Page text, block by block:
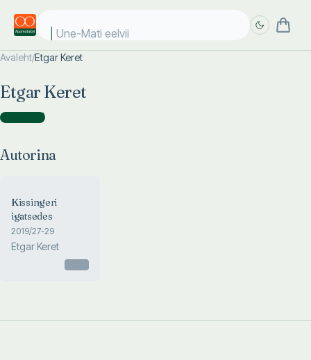
Une-Mati eelviim
Avaleht/Etgar Keret
Etgar Keret
Autorina )
Autorina
Kissingeri
igatsedes
2019/27-29
Etgar Keret